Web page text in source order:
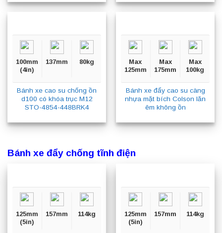
100mm
(4in)
137mm 80kg
Bánh xe cao su chống ồn
d100 có khóa trục M12
STO-4854-448BRK4
Max
125mm
Max
175mm
Max
100kg
Bánh xe đẩy cao su càng
nhựa mặt bích Colson lăn
êm không ồn
Bánh xe đẩy chống tĩnh điện
125mm
(5in)
157mm 114kg
125mm
(5in)
157mm 114kg